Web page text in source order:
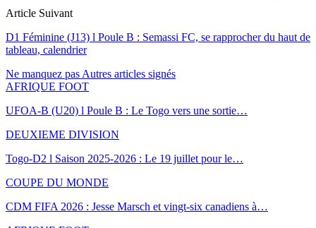
Article Suivant
D1 Féminine (J13) l Poule B : Semassi FC, se rapprocher du haut de
tableau, calendrier
Ne manquez pas Autres articles signés
AFRIQUE FOOT
UFOA-B (U20) l Poule B : Le Togo vers une sortie…
DEUXIEME DIVISION
Togo-D2 l Saison 2025-2026 : Le 19 juillet pour le…
COUPE DU MONDE
CDM FIFA 2026 : Jesse Marsch et vingt-six canadiens à…